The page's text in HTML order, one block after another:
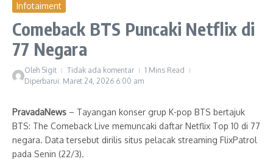
Infotaiment
Comeback BTS Puncaki Netflix di
77 Negara
Oleh Sigit Tidak ada komentar
1 Mins Read
Diperbarui: Maret 24, 2026 6:00 am
PravadaNews – Tayangan konser grup K-pop BTS bertajuk
BTS: The Comeback Live memuncaki daftar Netflix Top 10 di 77
negara. Data tersebut dirilis situs pelacak streaming FlixPatrol
pada Senin (22/3).